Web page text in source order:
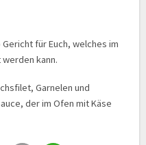
für Euch, welches im
kann.
Garnelen und
der im Ofen mit Käse